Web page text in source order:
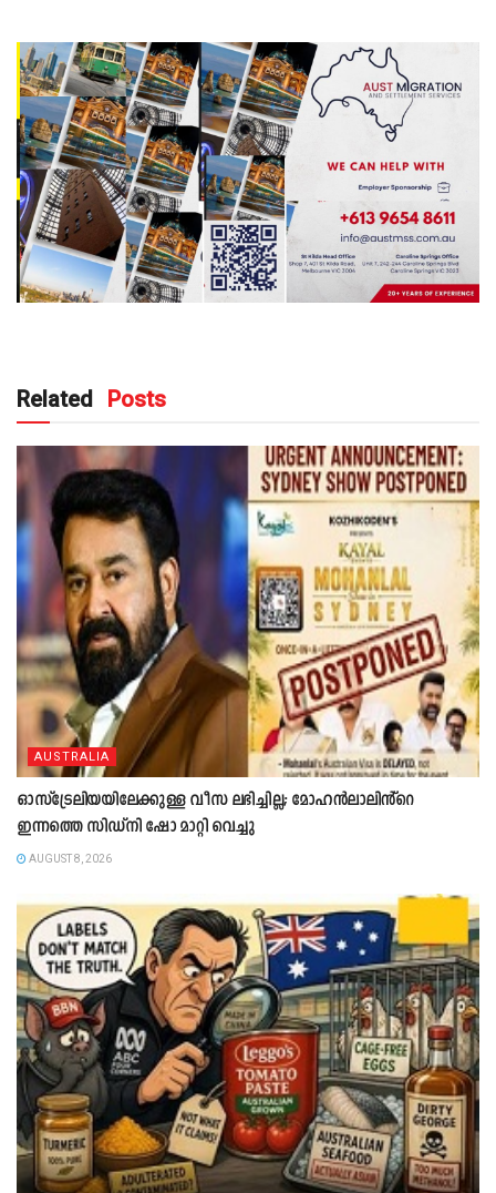
Related Posts
AUSTRALIA
ഓസ്‌ട്രേലിയയിലേക്കുള്ള വീസ ലഭിച്ചില്ല; മോഹൻലാലിൻ്റെ
ഇന്നത്തെ സിഡ്നി ഷോ മാറ്റി വെച്ചു
AUGUST 8, 2026